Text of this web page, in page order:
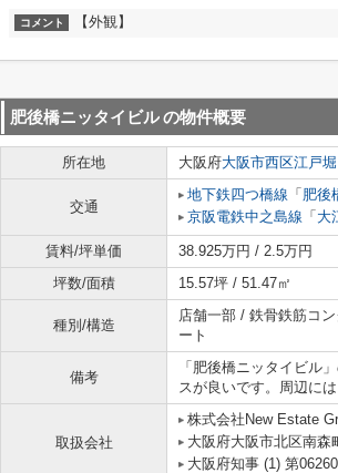
コメント 【外観】
肥後橋ニッタイビルの物件概要
所在地 大阪府大阪市西区江戸堀
交通
地下鉄四つ橋線 「 肥後
京阪電鉄中之島線 「 大
賃料/坪単価 38.925万円 / 2.5万円
坪数/面積
15.57坪 / 51.47㎡
種別/構造
店舗一部 / 鉄骨鉄筋コン
ート
備考
「肥後橋ニッタイビル
スが良いです。周辺に
取扱会社
株式会社New Estate
大阪府大阪市北区南森
大阪府知事 (1) 第